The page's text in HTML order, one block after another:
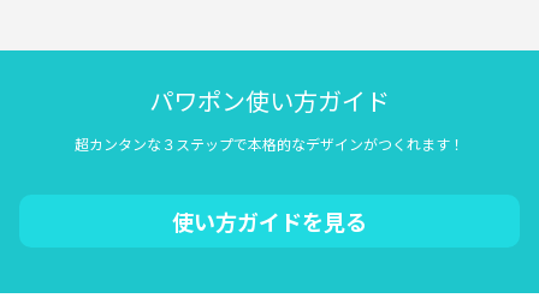
パワポン使い方ガイド
超カンタンな３ステップで本格的なデザインがつくれます！
使い方ガイドを見る